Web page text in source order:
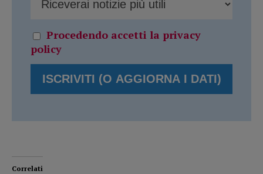
Procedendo accetti la privacy
policy
Correlati